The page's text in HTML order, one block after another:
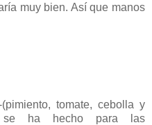
muy bien. Así que manos
(pimiento, tomate, cebolla y
se ha hecho para las